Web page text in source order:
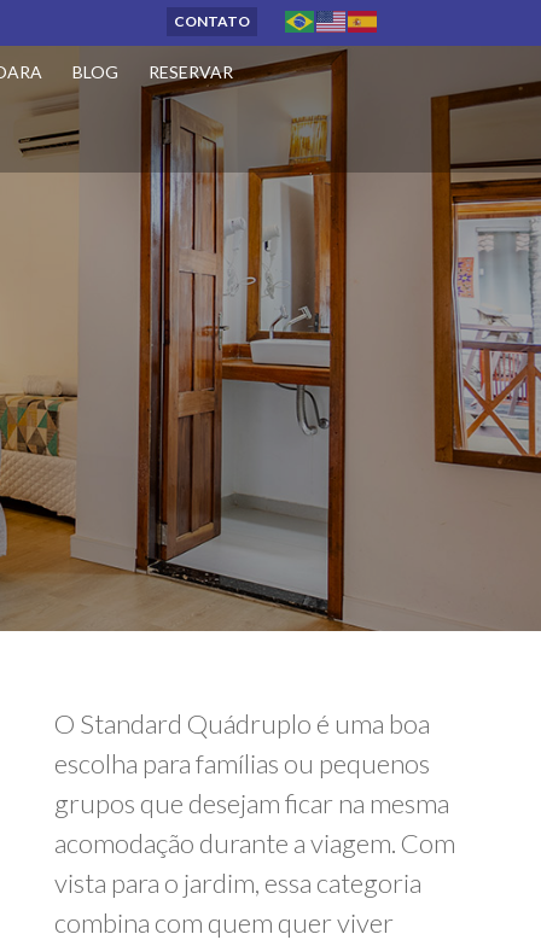
CONTATO
BLOG RESERVAR
O Standard Quádruplo é uma boa
escolha para famílias ou pequenos
grupos que desejam ficar na mesma
acomodação durante a viagem. Com
vista para o jardim, essa categoria
combina com quem quer viver